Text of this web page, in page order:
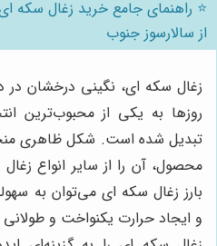
⭐️ راهنمای جامع خرید زغال سکه
از سالارسوز جنوب
زغال سکه ای، نگینی درخشان
روزها به یکی از محبوب‌ترین
تبدیل شده است. شکل ظاهری
محصول، آن را از سایر انواع
بارز زغال سکه ای می‌توان به
و ایجاد حرارت یکنواخت و